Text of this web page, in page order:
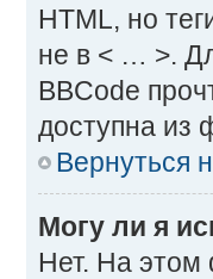
HTML, но
не в < … >.
BBCode
доступна из
Вернуться
Могу ли я
Нет. На этом